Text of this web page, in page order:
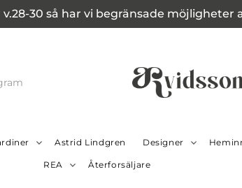
v.28-30 så har vi begränsade
Astrid Lindgren Designer
REA Återforsäljare